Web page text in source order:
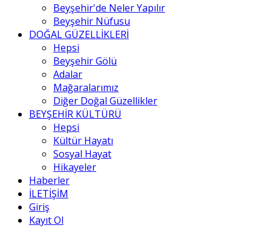
Beyşehir'de Neler Yapılır
Beyşehir Nüfusu
DOĞAL GÜZELLİKLERİ
Hepsi
Beyşehir Gölü
Adalar
Mağaralarımız
Diğer Doğal Güzellikler
BEYŞEHİR KÜLTÜRÜ
Hepsi
Kültür Hayatı
Sosyal Hayat
Hikayeler
Haberler
İLETİŞİM
Giriş
Kayıt Ol